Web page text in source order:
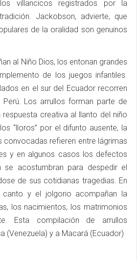
villancicos registrados por la
Jackobson, advierte, que
de la oralidad son genuinos
al Niño Dios, los entonan grandes
de los juegos infantiles.
en el sur del Ecuador recorren
Los arrullos forman parte de
creativa al llanto del niño
“lloros” por el difunto ausente, la
convocadas refieren entre lágrimas
y en algunos casos los defectos
se acostumbran para despedir el
de sus cotidianas tragedias. En
canto y el jolgorio acompañan la
los nacimientos, los matrimonios
Esta compilación de arrullos
(Venezuela) y a Macará (Ecuador)